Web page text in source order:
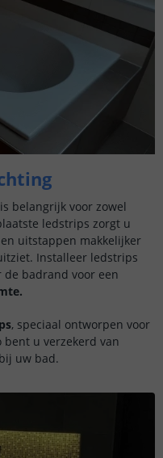
belangrijk voor zowel
ledstrips zorgt u
uitstappen makkelijker
Installeer ledstrips
badrand voor een
, speciaal ontworpen voor
u verzekerd van
uw bad.